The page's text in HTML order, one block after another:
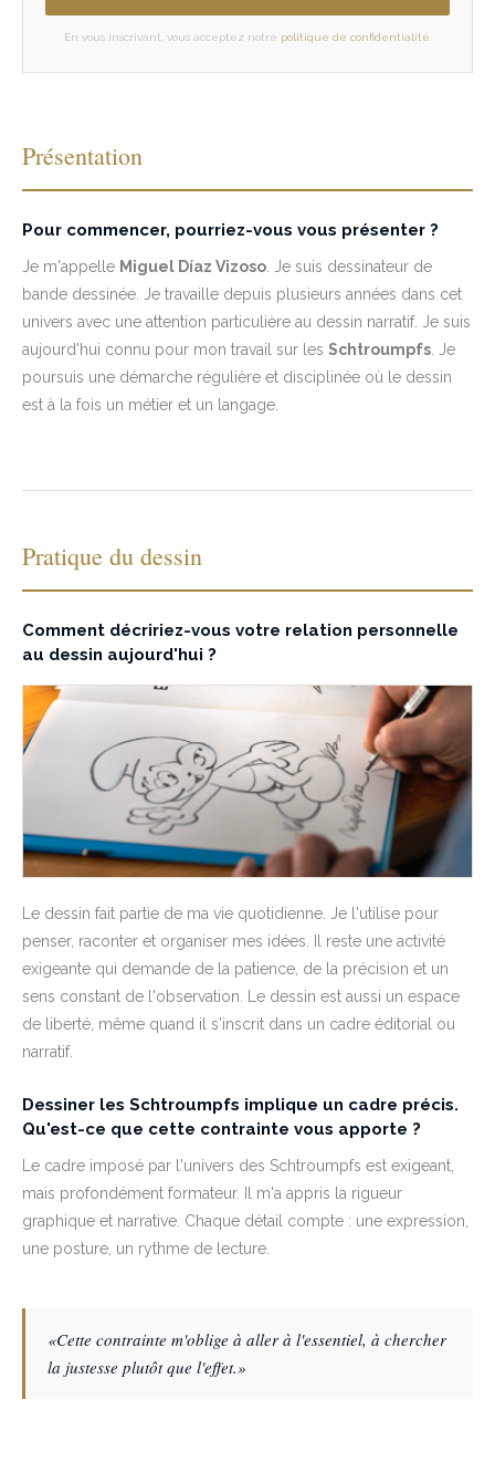
En vous inscrivant, vous acceptez notre politique de confidentialité
Présentation
Pour commencer, pourriez-vous vous présenter ?
Je m'appelle Miguel Díaz Vizoso . Je suis dessinateur de
bande dessinée. Je travaille depuis plusieurs années dans cet
univers avec une attention particulière au dessin narratif. Je suis
aujourd'hui connu pour mon travail sur les Schtroumpfs . Je
poursuis une démarche régulière et disciplinée où le dessin
est à la fois un métier et un langage.
Pratique du dessin
Comment décririez-vous votre relation personnelle
au dessin aujourd'hui ?
Le dessin fait partie de ma vie quotidienne. Je l'utilise pour
penser, raconter et organiser mes idées. Il reste une activité
exigeante qui demande de la patience, de la précision et un
sens constant de l'observation. Le dessin est aussi un espace
de liberté, même quand il s'inscrit dans un cadre éditorial ou
narratif.
Dessiner les Schtroumpfs implique un cadre précis.
Qu'est-ce que cette contrainte vous apporte ?
Le cadre imposé par l'univers des Schtroumpfs est exigeant,
mais profondément formateur. Il m'a appris la rigueur
graphique et narrative. Chaque détail compte : une expression,
une posture, un rythme de lecture.
«Cette contrainte m'oblige à aller à l'essentiel, à chercher
la justesse plutôt que l'effet.»